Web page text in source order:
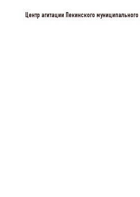
Центр агитации Пекинского